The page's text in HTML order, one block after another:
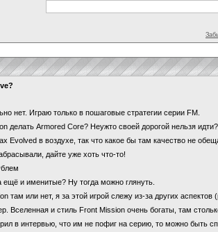
нет. Играю только в пошаговые стратегии серии FM.
делать Armored Core? Неужто своей дорогой нельзя
Evolved в воздухе, так что какое бы там качество не
дайте уже хоть что-то!
и именитые? Ну тогда можно глянуть.
там или нет, я за этой игрой слежу из-за других аспектов
Вселенная и стиль Front Mission очень богаты, там
в интервью, что им не пофиг на серию, то можно быть